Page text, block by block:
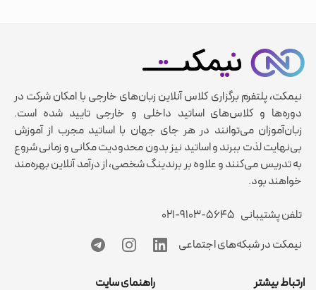
نیمکت، پلتفرم برگزاری کلاس آنلاین زبان‌های خارجی با امکان شرکت در
دوره‌ها و کلاس‌های اساتید داخلی و خارجی تایید شده است.
زبان‌آموزان می‌توانند در هر جای جهان با اساتید مجرب از آموزش
بی‌نهایت لذت ببرند و اساتید نیز بدون محدودیت مکانی و زمانی شروع
به تدریس می‌کنند و علاوه بر برندینگ شخصی، از درآمد آنلاین بهره‌مند
خواهند بود.
تلفن پشتیبانی ۰۲۱-۹۱۰۳-۵۶۴۵
نیمکت در شبکه‌های اجتماعی
ارتباط بیشتر
راهنمای سایت